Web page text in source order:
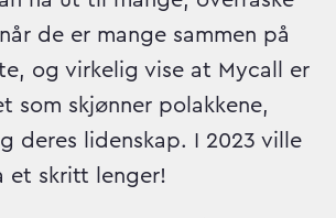
de er mange sammen på
og virkelig vise at Mycall er
som skjønner polakkene,
deres lidenskap. I 2023 ville
et skritt lenger!